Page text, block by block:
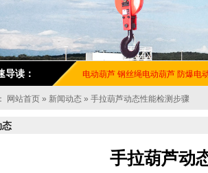
导读： 电动葫芦 钢丝绳电动葫芦 防爆电
网站首页 » 新闻动态 » 手拉葫芦动态性能检测步骤
态
手拉葫芦动